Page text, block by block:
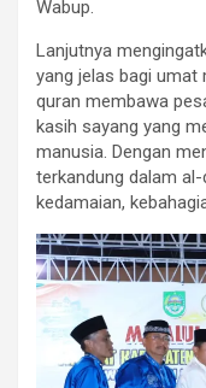
Wabup.
Lanjutnya
yang jelas bagi umat
quran membawa
kasih sayang yang
manusia. Dengan
terkandung dalam
kedamaian,